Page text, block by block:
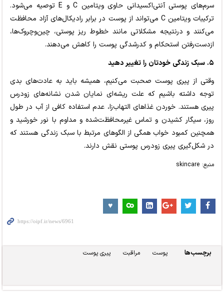
سرم‌های پوستی آنتی‌اکسیدانی حاوی ویتامین C و E توصیه می‌شود.
ترکیبات ویتامین C می‌تواند از پوست در برابر رادیکال‌های آزاد محافظت
می‌کنند و درنتیجه مشکلاتی مانند خطوط ریز پوستی، چین‌وچروک‌ها،
ازدست‌رفتن استحکام و کدرشدگی پوست را کاهش می‌دهند.
۵. سبک زندگی خودتان را تغییر دهید
وقتی از پیری پوست صحبت می‌کنیم، همیشه باید به عادت‌های بدی
توجه داشته باشیم که علت ریشه‌ای نمایان شدن نشانه‌های زودرس
پیری هستند. خوردن غذاهای التهاب‌زا، عدم استفاده کافی از آب در طول
روز، سیگار کشیدن و تماس غیرمحافظت‌شده و مداوم با نور خورشید و
همچنین کمبود خواب همگی از الگوهای مرتبط با سبک زندگی هستند که
در شکل‌گیری پیری زودرس پوستی نقش دارند.
منبع: skincare
برچسب‌ها پوست مراقبت پیری پوست